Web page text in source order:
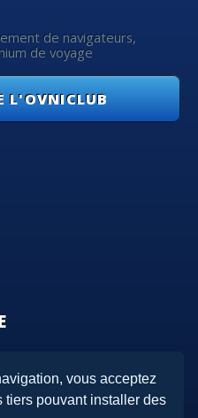
vous acceptez
tiers pouvant installer des
de navigateurs,
de voyage
L'OVNICLUB